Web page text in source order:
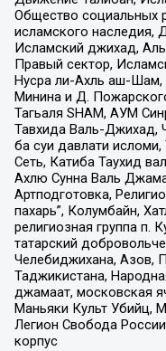
Общество социальных
исламского
Исламский джихад,
Правый сектор,
Нусра ли-Ахль аш-Шам,
Минина и Д.
Тагьаля SHAM, АУМ
Тавхида Валь-Джихад,
ба суи давлати
Сеть, Катиба Таухид
Ахлю Сунна Валь
Артподготовка,
пахарь”, Колумбайн,
религиозная группа п.
татарский
Челебиджихана, Азов,
Таджикистана,
джамаат, московская
Маньяки Культ Убийц,
Легион Свобода
корпус